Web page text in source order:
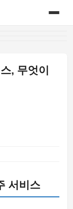
, 무엇이
서비스